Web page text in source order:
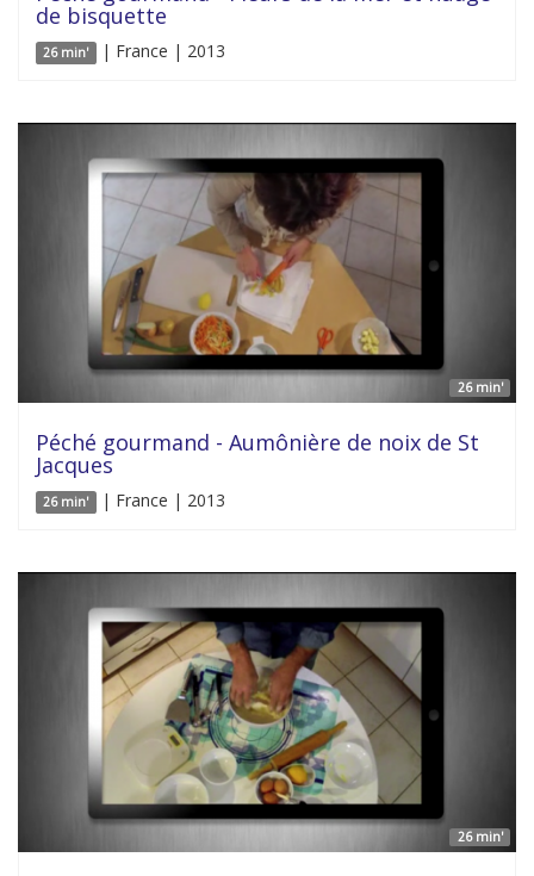
de bisquette
26 min' | France | 2013
26 min'
Péché gourmand - Aumônière de noix de St
Jacques
26 min' | France | 2013
26 min'